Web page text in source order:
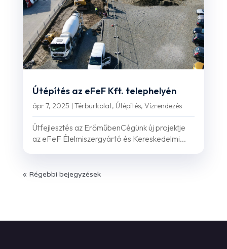
Útépítés az eFeF Kft. telephelyén
ápr 7, 2025 | Térburkolat, Útépítés, Vízrendezés
Útfejlesztés az ErőműbenCégünk új projektje
az eFeF Élelmiszergyártó és Kereskedelmi...
« Régebbi bejegyzések